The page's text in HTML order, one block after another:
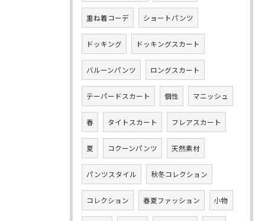
重ね着コーデ ショートパンツ
ドッキング ドッキングスカート
バルーンパンツ ロングスカート
テーパードスカート 個性 マニッシュ
春 タイトスカート フレアスカート
夏 コクーンパンツ 天然素材
パンツスタイル 秋冬コレクション
コレクション 春夏ファッション 小物